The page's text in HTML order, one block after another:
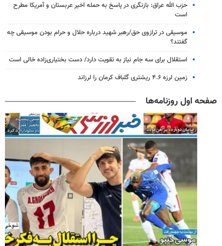
حزب الله عراق: بازنگری در پاسخ به حمله اخیر عربستان و آمریکا مطرح
است
موسیقی در ترازوی حق/رهبر شهید درباره حلال و حرام بودن موسیقی چه
گفتند؟
استقلال برای سه جام نیاز به تقویت دارد/ دست بختیاری‌زاده خالی است
زمین لرزه ۴.۶ ریشتری گلباف کرمان را لرزاند
صفحه اول روزنامه‌ها